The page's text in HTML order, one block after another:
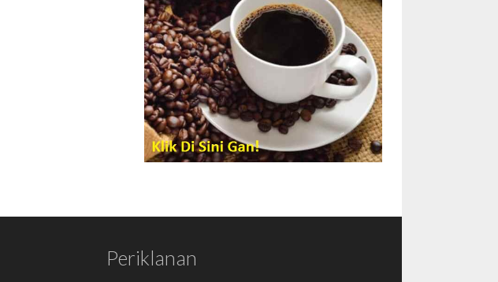
Periklanan